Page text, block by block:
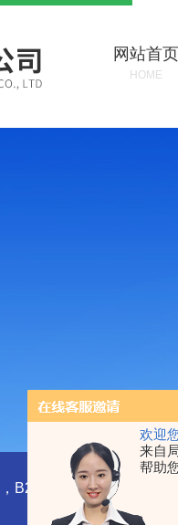
欢迎
来自
帮助
网站首页
HOME